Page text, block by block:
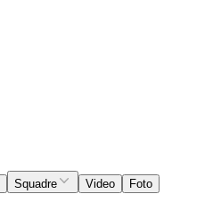
Squadre Video Foto